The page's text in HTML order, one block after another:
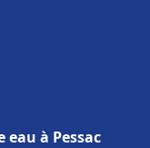
à Pessac